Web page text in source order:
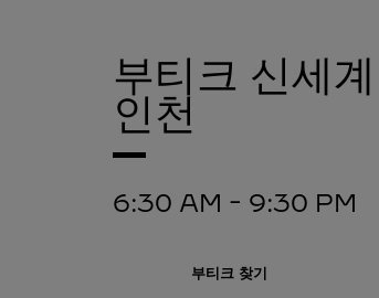
부티크 신세
인천
6:30 AM - 9:30 PM
부티크 찾기